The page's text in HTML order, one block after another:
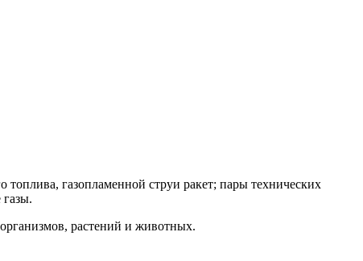
газопламенной струи ракет; пары технических
газы.
растений и животных.